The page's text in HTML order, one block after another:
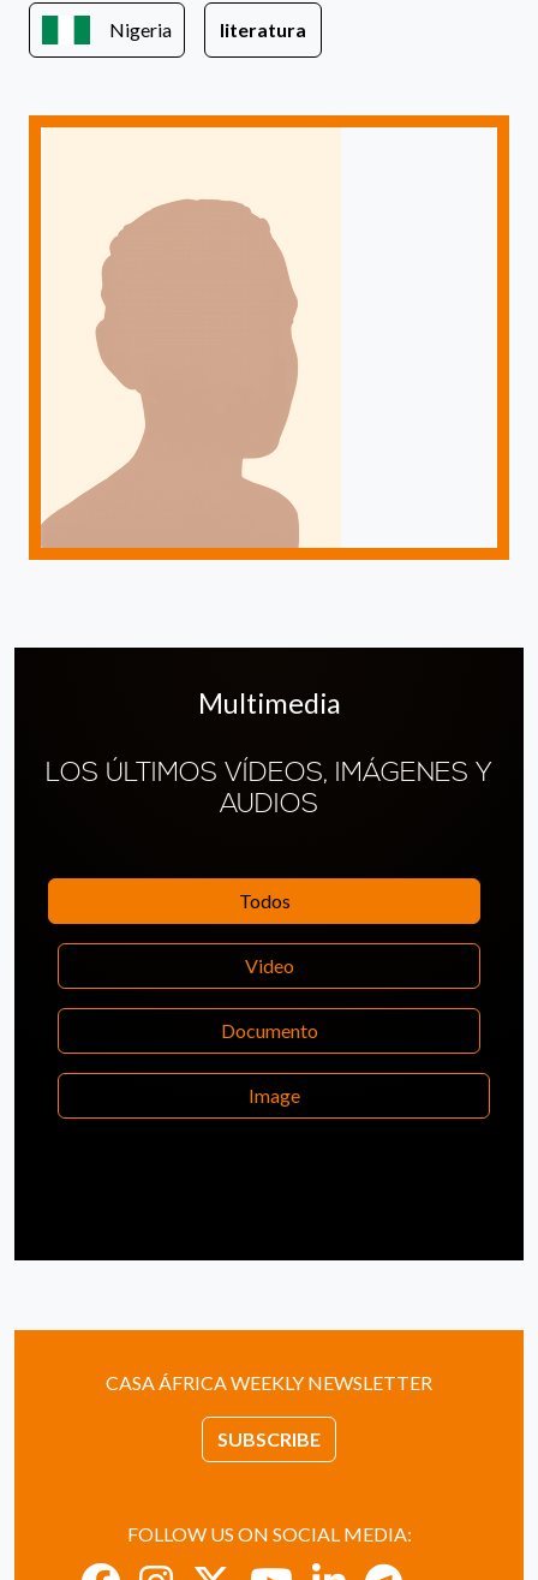
Nigeria literatura
Multimedia
LOS ÚLTIMOS VÍDEOS, IMÁGENES Y
AUDIOS
Todos
Video
Documento
Image
CASA ÁFRICA WEEKLY NEWSLETTER
SUBSCRIBE
FOLLOW US ON SOCIAL MEDIA: